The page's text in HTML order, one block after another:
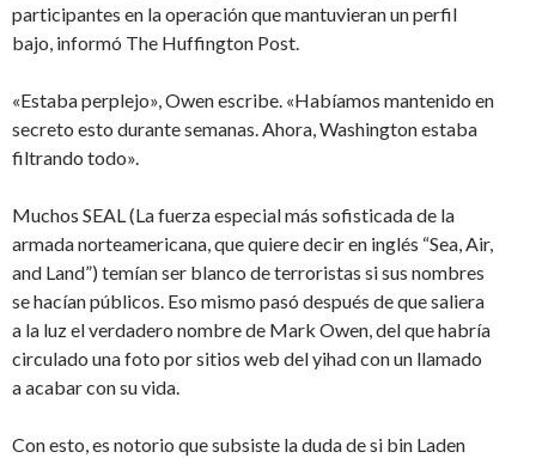
participantes en la operación que mantuvieran un perfil
bajo, informó The Huffington Post.
«Estaba perplejo», Owen escribe. «Habíamos mantenido en
secreto esto durante semanas. Ahora, Washington estaba
filtrando todo».
Muchos SEAL (La fuerza especial más sofisticada de la
armada norteamericana, que quiere decir en inglés “Sea, Air,
and Land”) temían ser blanco de terroristas si sus nombres
se hacían públicos. Eso mismo pasó después de que saliera
a la luz el verdadero nombre de Mark Owen, del que habría
circulado una foto por sitios web del yihad con un llamado
a acabar con su vida.
Con esto, es notorio que subsiste la duda de si bin Laden